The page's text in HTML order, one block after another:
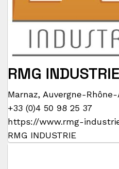
RMG INDUSTRIE
Marnaz, Auvergne-
+33 (0)4 50 98 25 37
https://www.rmg-
RMG INDUSTRIE